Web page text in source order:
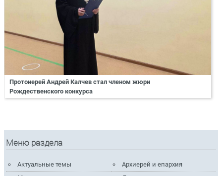
Протоиерей Андрей Калчев стал членом жюри
Рождественского конкурса
Меню раздела
Актуальные темы
Архиерей и епархия